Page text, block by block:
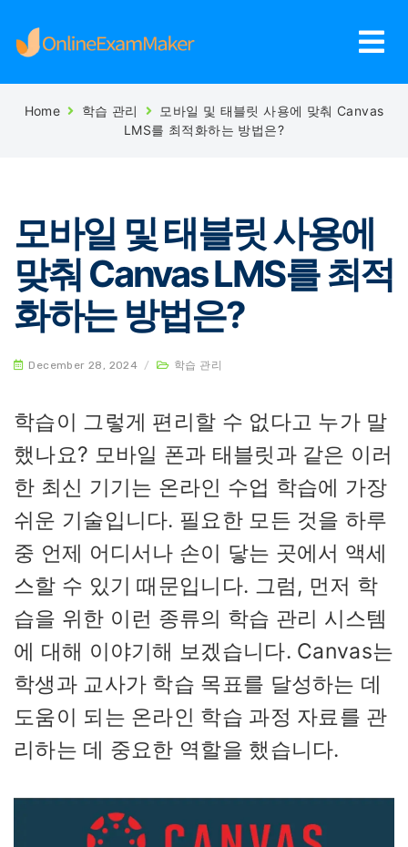
Home 학습 관리
모바일 및 태블릿 사용에 맞춰 Canvas
LMS를 최적화하는 방법은?
모바일 및 태블릿 사용에
맞춰 Canvas LMS를 최적
화하는 방법은?
December 28, 2024 / 학습 관리
학습이 그렇게 편리할 수 없다고 누가 말
했나요? 모바일 폰과 태블릿과 같은 이러
한 최신 기기는 온라인 수업 학습에 가장
쉬운 기술입니다. 필요한 모든 것을 하루
중 언제 어디서나 손이 닿는 곳에서 액세
스할 수 있기 때문입니다. 그럼, 먼저 학
습을 위한 이런 종류의 학습 관리 시스템
에 대해 이야기해 보겠습니다. Canvas는
학생과 교사가 학습 목표를 달성하는 데
도움이 되는 온라인 학습 과정 자료를 관
리하는 데 중요한 역할을 했습니다.